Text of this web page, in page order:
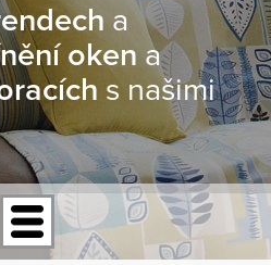
a
oken a
s našimi